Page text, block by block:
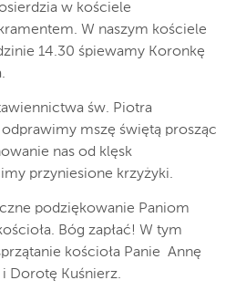
w kościele
W naszym kościele
14.30 śpiewamy Koronkę
św. Piotra
mszę świętą prosząc
nas od klęsk
przyniesione krzyżyki.
podziękowanie Paniom
Bóg zapłać! W tym
kościoła Panie Annę
i Dorotę Kuśnierz.